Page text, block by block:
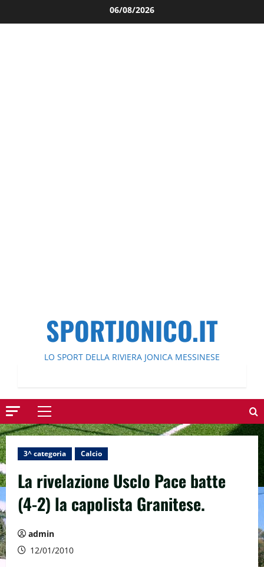
al
06/08/2026
SPORTJONICO.IT
LO SPORT DELLA RIVIERA JONICA MESSINESE
Menu
principale
3^ categoria Calcio
La rivelazione Usclo Pace batte
(4-2) la capolista Granitese.
admin
12/01/2010